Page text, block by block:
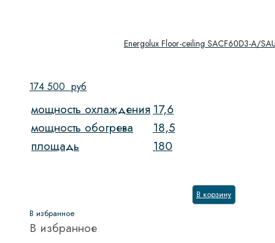
Energolux Floor-ceiling SACF60D3-A/
174 500 руб
мощность охлаждения17,6
мощность обогрева
18,5
площадь
180
В корзину
В избранное
В избранное